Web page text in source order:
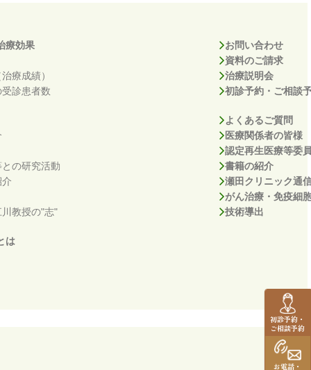
療効果
療成績）
診患者数
の研究活動
教授の"志"
は
お問い合わせ
資料のご請求
治療説明会
初診予約・ご相談
よくあるご質問
医療関係者の皆様
認定再生医療等委
書籍の紹介
瀬田クリニック通
がん治療・免疫細
技術導出
初診予約・
ご相談予約
お電話・